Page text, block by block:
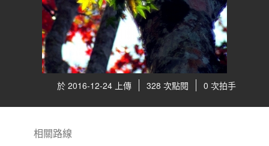
於 2016-12-24 上傳 328 次點閱 0 次拍手
相關路線